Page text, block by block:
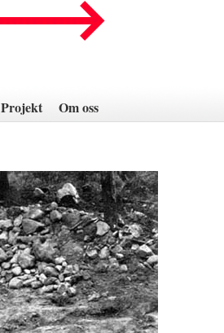
Projekt Om oss